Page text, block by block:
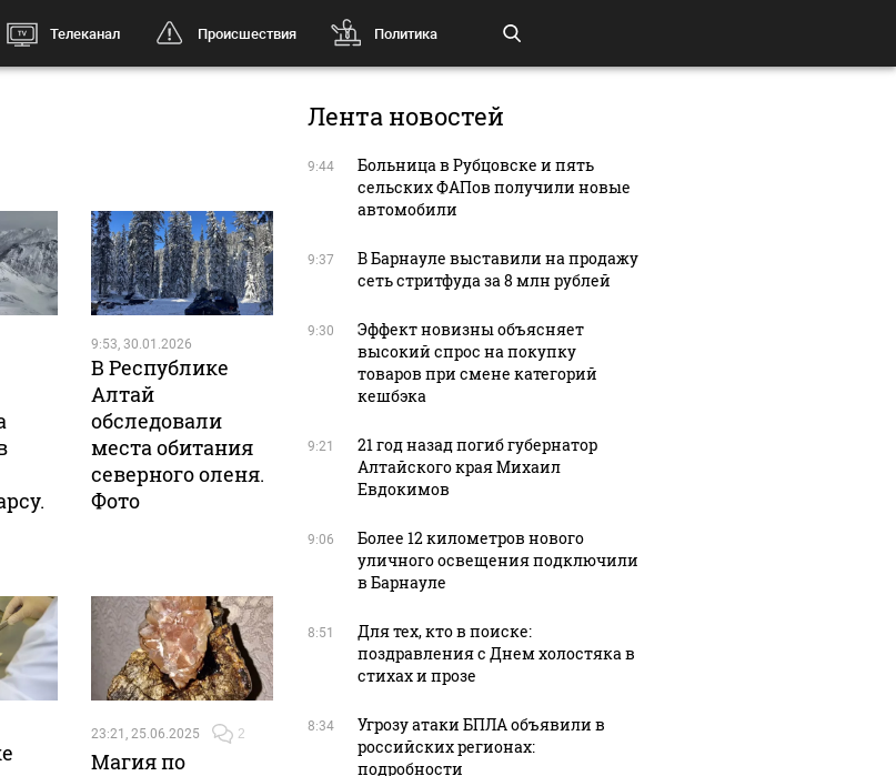
Телеканал Происшествия Политика
9:53, 30.01.2026
В Республике
Алтай
обследовали
места обитания
северного оленя.
Фото
23:21, 25.06.2025 2
Магия по
Лента новостей
9:44
Больница в Рубцовске и пять
сельских ФАПов получили новые
автомобили
9:37
В Барнауле выставили на продажу
сеть стритфуда за 8 млн рублей
9:30
Эффект новизны объясняет
высокий спрос на покупку
товаров при смене категорий
кешбэка
9:21
21 год назад погиб губернатор
Алтайского края Михаил
Евдокимов
9:06
Более 12 километров нового
уличного освещения подключили
в Барнауле
8:51
Для тех, кто в поиске:
поздравления с Днем холостяка в
стихах и прозе
8:34
Угрозу атаки БПЛА объявили в
российских регионах:
подробности